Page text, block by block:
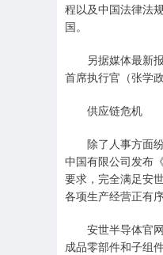
程以及中国法律法
国。
另据媒体最新报
首席执行官（张学
供应链危机
除了人事方面纷
中国有限公司发布
要求，完全满足安
各项生产经营正有
安世半导体官网
成品零部件和子组